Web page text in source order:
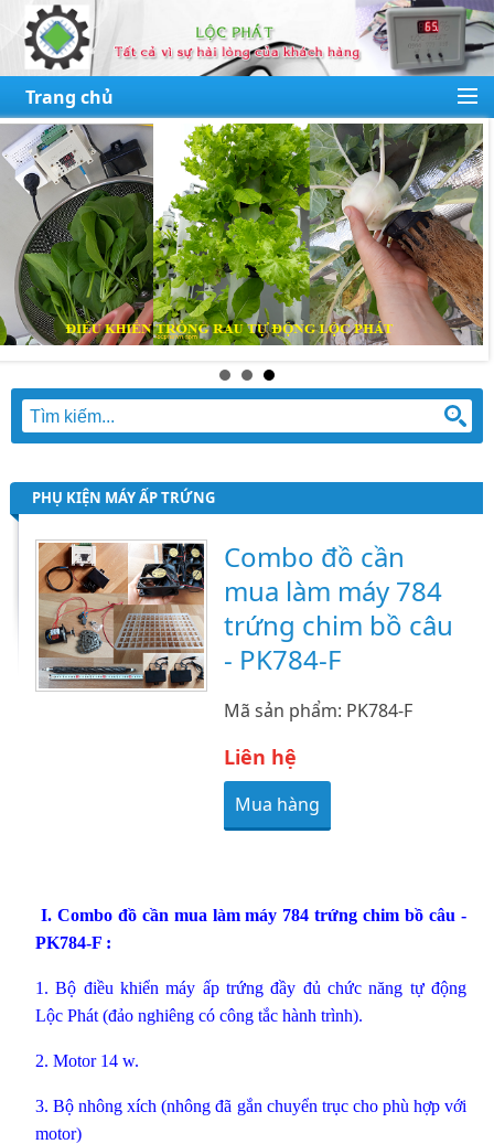
Trang chủ
PHỤ KIỆN MÁY ẤP TRỨNG
Combo đồ cần
mua làm máy 784
trứng chim bồ câu
- PK784-F
Mã sản phẩm: PK784-F
Liên hệ
Mua hàng
I. Combo đồ cần mua làm máy 784 trứng chim bồ câu -
PK784-F :
1. Bộ điều khiển máy ấp trứng đầy đủ chức năng tự động
Lộc Phát (đảo nghiêng có công tắc hành trình).
2. Motor 14 w.
3. Bộ nhông xích (nhông đã gắn chuyển trục cho phù hợp với
motor)